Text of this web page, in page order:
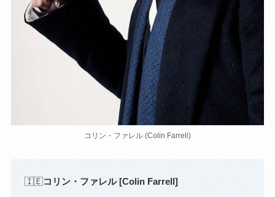
コリン・ファレル (Colin Farrell)
🇮🇪コリン・ファレル [Colin Farrell]